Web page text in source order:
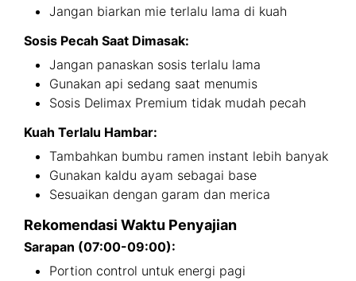
Jangan biarkan mie terlalu lama di kuah
Sosis Pecah Saat Dimasak:
Jangan panaskan sosis terlalu lama
Gunakan api sedang saat menumis
Sosis Delimax Premium tidak mudah pecah
Kuah Terlalu Hambar:
Tambahkan bumbu ramen instant lebih banyak
Gunakan kaldu ayam sebagai base
Sesuaikan dengan garam dan merica
Rekomendasi Waktu Penyajian
Sarapan (07:00-09:00):
Portion control untuk energi pagi